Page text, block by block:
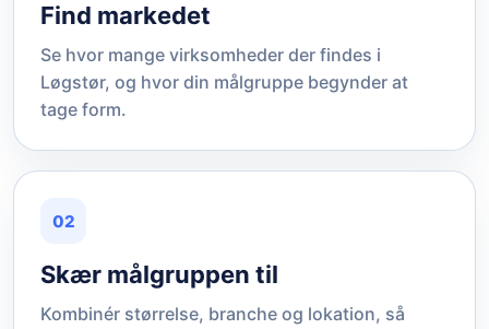
Find markedet
Se hvor mange virksomheder der findes i
Løgstør, og hvor din målgruppe begynder at
tage form.
02
Skær målgruppen til
Kombinér størrelse, branche og lokation, så